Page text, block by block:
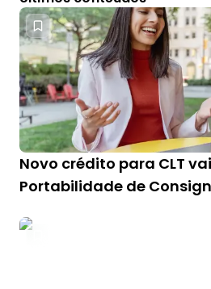
Novo crédito para CLT
Portabilidade de